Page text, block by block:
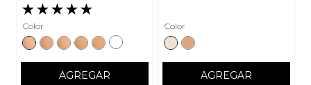
★★★★★
Color
AGREGAR
Color
AGREGAR